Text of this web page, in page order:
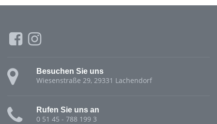
Besuchen Sie uns
Wiesenstraße 29, 29331 Lachendorf
Rufen Sie uns an
0 51 45 - 788 199 3